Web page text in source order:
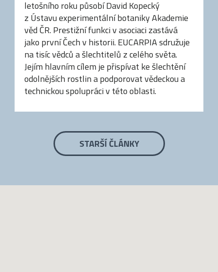
letošního roku působí David Kopecký
z Ústavu experimentální botaniky Akademie
věd ČR. Prestižní funkci v asociaci zastává
jako první Čech v historii. EUCARPIA sdružuje
na tisíc vědců a šlechtitelů z celého světa.
Jejím hlavním cílem je přispívat ke šlechtění
odolnějších rostlin a podporovat vědeckou a
technickou spolupráci v této oblasti.
STARŠÍ ČLÁNKY